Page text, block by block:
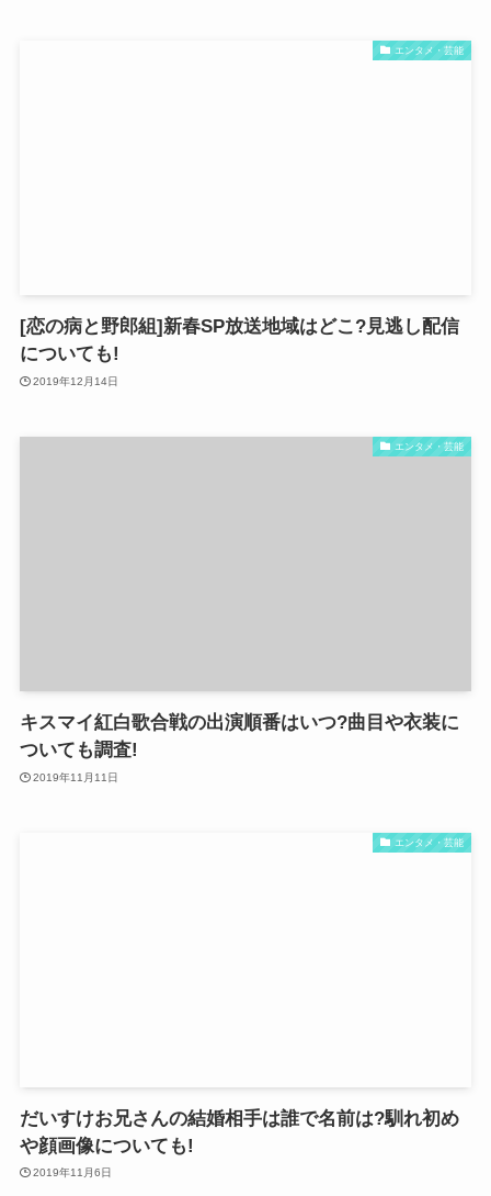
エンタメ・芸能
[恋の病と野郎組]新春SP放送地域はどこ?見逃し配信
についても!
2019年12月14日
エンタメ・芸能
キスマイ紅白歌合戦の出演順番はいつ?曲目や衣装に
ついても調査!
2019年11月11日
エンタメ・芸能
だいすけお兄さんの結婚相手は誰で名前は?馴れ初め
や顔画像についても!
2019年11月6日